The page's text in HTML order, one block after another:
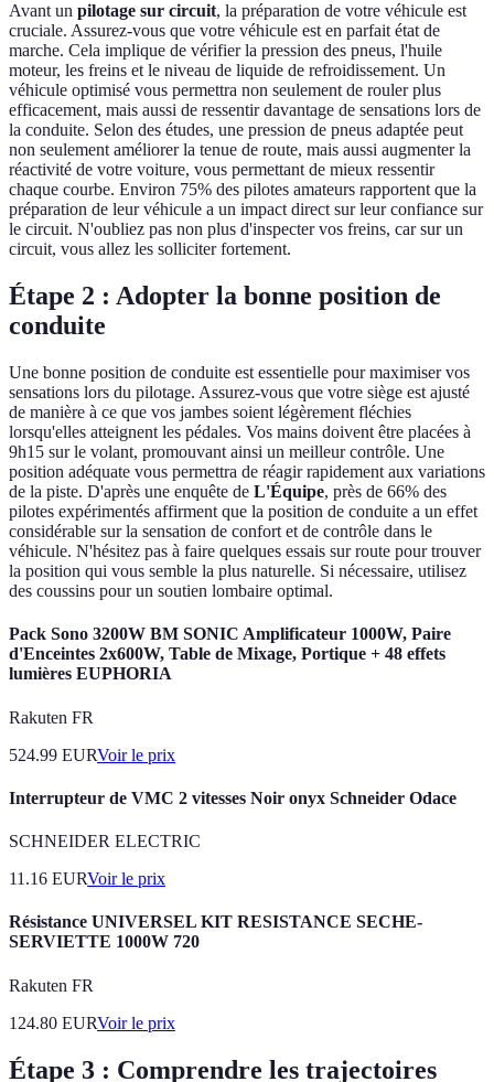
Avant un pilotage sur circuit, la préparation de votre véhicule est
cruciale. Assurez-vous que votre véhicule est en parfait état de
marche. Cela implique de vérifier la pression des pneus, l'huile
moteur, les freins et le niveau de liquide de refroidissement. Un
véhicule optimisé vous permettra non seulement de rouler plus
efficacement, mais aussi de ressentir davantage de sensations lors de
la conduite. Selon des études, une pression de pneus adaptée peut
non seulement améliorer la tenue de route, mais aussi augmenter la
réactivité de votre voiture, vous permettant de mieux ressentir
chaque courbe. Environ 75% des pilotes amateurs rapportent que la
préparation de leur véhicule a un impact direct sur leur confiance sur
le circuit. N'oubliez pas non plus d'inspecter vos freins, car sur un
circuit, vous allez les solliciter fortement.
Étape 2 : Adopter la bonne position de
conduite
Une bonne position de conduite est essentielle pour maximiser vos
sensations lors du pilotage. Assurez-vous que votre siège est ajusté
de manière à ce que vos jambes soient légèrement fléchies
lorsqu'elles atteignent les pédales. Vos mains doivent être placées à
9h15 sur le volant, promouvant ainsi un meilleur contrôle. Une
position adéquate vous permettra de réagir rapidement aux variations
de la piste. D'après une enquête de L'Équipe, près de 66% des
pilotes expérimentés affirment que la position de conduite a un effet
considérable sur la sensation de confort et de contrôle dans le
véhicule. N'hésitez pas à faire quelques essais sur route pour trouver
la position qui vous semble la plus naturelle. Si nécessaire, utilisez
des coussins pour un soutien lombaire optimal.
Pack Sono 3200W BM SONIC Amplificateur 1000W, Paire
d'Enceintes 2x600W, Table de Mixage, Portique + 48 effets
lumières EUPHORIA
Rakuten FR
524.99 EURVoir le prix
Interrupteur de VMC 2 vitesses Noir onyx Schneider Odace
SCHNEIDER ELECTRIC
11.16 EURVoir le prix
Résistance UNIVERSEL KIT RESISTANCE SECHE-
SERVIETTE 1000W 720
Rakuten FR
124.80 EURVoir le prix
Étape 3 : Comprendre les trajectoires